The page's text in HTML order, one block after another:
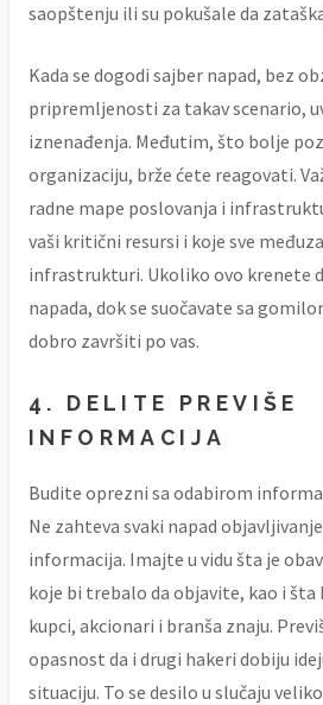
saopštenju ili su pokušale da
Kada se dogodi sajber napad, bez
pripremljenosti za takav scenario,
iznenađenja. Međutim, što bolje
organizaciju, brže ćete reagovati.
radne mape poslovanja i
vaši kritični resursi i koje sve
infrastrukturi. Ukoliko ovo krenete
napada, dok se suočavate sa
dobro završiti po vas.
4. DELITE PREVIŠE
INFORMACIJA
Budite oprezni sa odabirom
Ne zahteva svaki napad
informacija. Imajte u vidu šta je
koje bi trebalo da objavite, kao i šta
kupci, akcionari i branša znaju.
opasnost da i drugi hakeri dobiju
situaciju. To se desilo u slučaju